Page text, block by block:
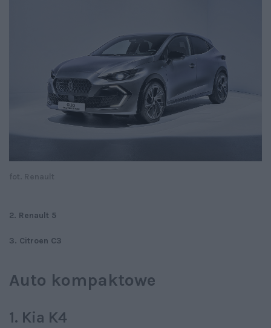
2. Renault 5
3. Citroen C3
Auto kompaktowe
1. Kia K4